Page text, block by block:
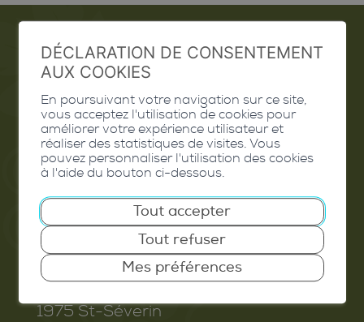
Emploi
Contact
Extranet
Valais Excellence
Commune de Conthey
Route de Savoie 54
1975 St-Séverin
DÉCLARATION DE CONSENTEMENT
AUX COOKIES
En poursuivant votre navigation sur ce site,
vous acceptez l'utilisation de cookies pour
améliorer votre expérience utilisateur et
réaliser des statistiques de visites. Vous
pouvez personnaliser l'utilisation des cookies
à l'aide du bouton ci-dessous.
Tout accepter
Tout refuser
Mes préférences